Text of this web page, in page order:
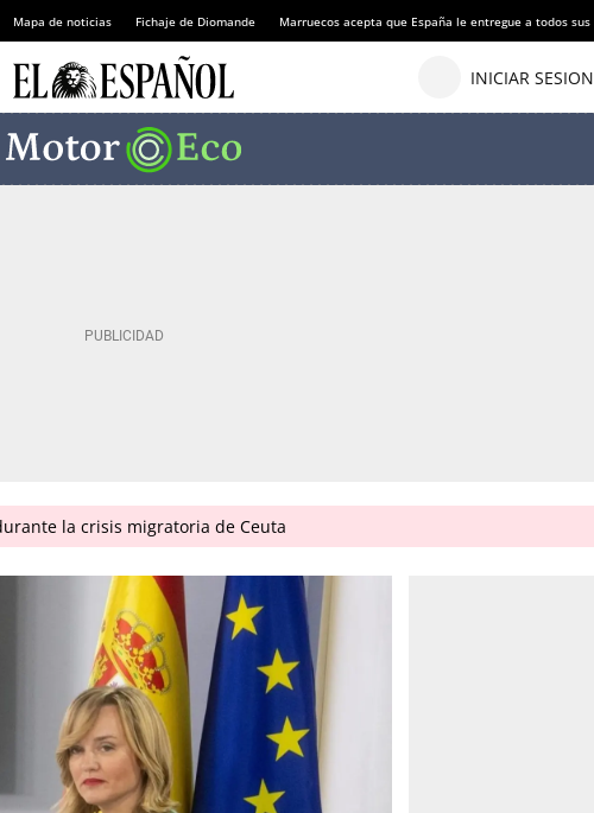
Mapa de noticias Fichaje de Diomande Marruecos acepta que España le entregue a todos sus
la crisis migratoria de Ceuta